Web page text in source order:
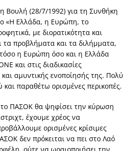
Βουλή (28/7/1992) για τη Συνθήκη
«Η Ελλάδα, η Ευρώπη, το
με διορατικότητα και
τα προβλήματα και τα διλήμματα,
η Ευρώπη όσο και η Ελλάδα
και στις διαδικασίες
και αμυντικής ενοποίησής της. Πολύ
παραθέτω ορισμένες περικοπές.
ΠΑΣΟΚ θα ψηφίσει την κύρωση
έχουμε χρέος να
ορισμένες κρίσιμες
δεν πρόκειται να πει στο Λαό